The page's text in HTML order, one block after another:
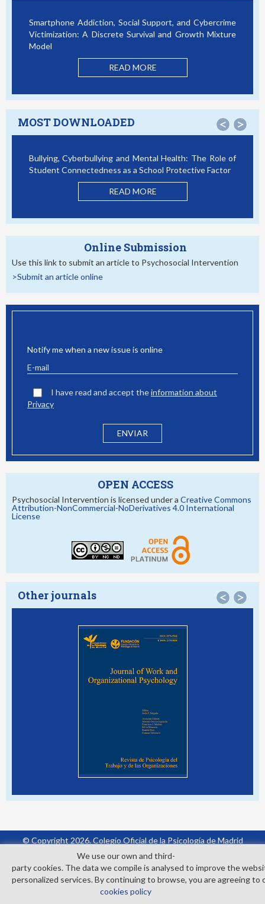
Smartphone Addiction, Social Support, and Cybercrime
Victimization: A Discrete Survival and Growth Mixture
Model
READ MORE
MOST DOWNLOADED < >
Bullying, Cyberbullying and Mental Health: The Role of
Student Connectedness as a School Protective Factor
READ MORE
Online Submission
Use this link to submit an article to Psychosocial Intervention
>Submit an article online
Notify me when a new issue is online
I have read and accept theinformation about
Privacy
OPEN ACCESS
Psychosocial Intervention is licensed under a Creative Commons
Attribution-NonCommercial-NoDerivatives 4.0 International
License
Other journals < >
© Copyright 2026. Colegio Oficial de la Psicología de Madrid
Contact
Privacy Policy Cookies Policy
We use our own and third­
party cookies. The data we compile is analysed to improve the
personalized services. By continuing to browse, you are agreeing to
cookies policy